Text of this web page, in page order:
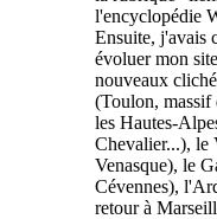
l'encyclopédie
Ensuite, j'avais
évoluer mon
nouveaux
(Toulon, massif
les Hautes-
Chevalier...), le
Venasque), le
Cévennes),
retour à